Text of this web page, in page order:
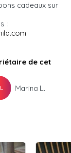
cadeaux sur
:
de cet
Marina L.